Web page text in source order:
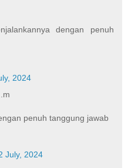
dengan penuh
2024
penuh tanggung jawab
July, 2024